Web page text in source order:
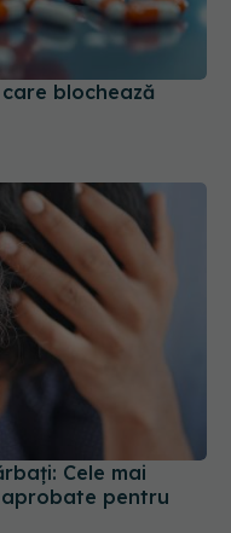
care blochează
Cele mai
pentru